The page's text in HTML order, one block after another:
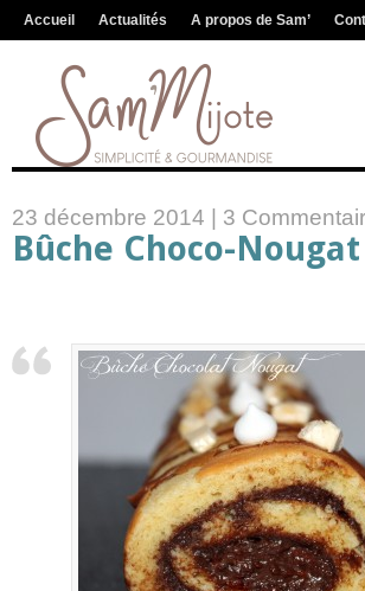
Accueil Actualités A propos de Sam’
23 décembre 2014 | 3
Bûche Choco-Nougat